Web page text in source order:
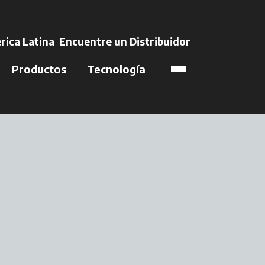
en una pestaña
Latina Encuentre un Distribuidor
Productos Tecnología